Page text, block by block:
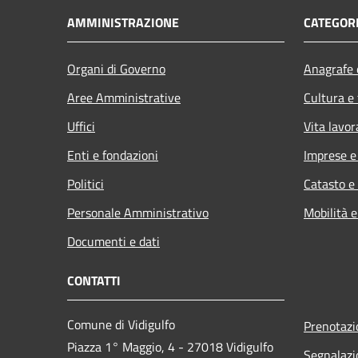
AMMINISTRAZIONE
Organi di Governo
Aree Amministrative
Uffici
Enti e fondazioni
Politici
Personale Amministrativo
Documenti e dati
Cultura
Vita
Imprese
Catasto
Mobilità
CONTATTI
Comune di Vidigulfo
Piazza 1° Maggio, 4 - 27018 Vidigulfo